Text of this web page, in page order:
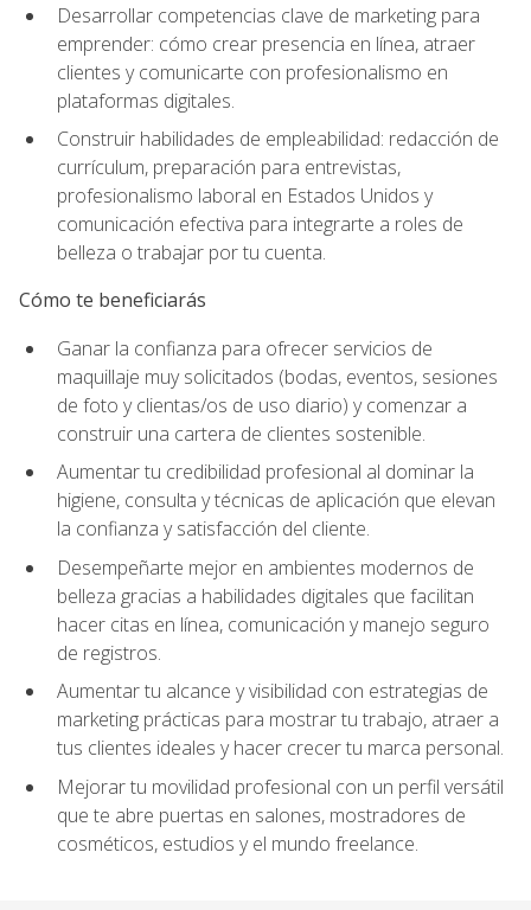
Desarrollar competencias clave de marketing para
emprender: cómo crear presencia en línea, atraer
clientes y comunicarte con profesionalismo en
plataformas digitales.
Construir habilidades de empleabilidad: redacción de
currículum, preparación para entrevistas,
profesionalismo laboral en Estados Unidos y
comunicación efectiva para integrarte a roles de
belleza o trabajar por tu cuenta.
Cómo te beneficiarás
Ganar la confianza para ofrecer servicios de
maquillaje muy solicitados (bodas, eventos, sesiones
de foto y clientas/os de uso diario) y comenzar a
construir una cartera de clientes sostenible.
Aumentar tu credibilidad profesional al dominar la
higiene, consulta y técnicas de aplicación que elevan
la confianza y satisfacción del cliente.
Desempeñarte mejor en ambientes modernos de
belleza gracias a habilidades digitales que facilitan
hacer citas en línea, comunicación y manejo seguro
de registros.
Aumentar tu alcance y visibilidad con estrategias de
marketing prácticas para mostrar tu trabajo, atraer a
tus clientes ideales y hacer crecer tu marca personal.
Mejorar tu movilidad profesional con un perfil versátil
que te abre puertas en salones, mostradores de
cosméticos, estudios y el mundo freelance.